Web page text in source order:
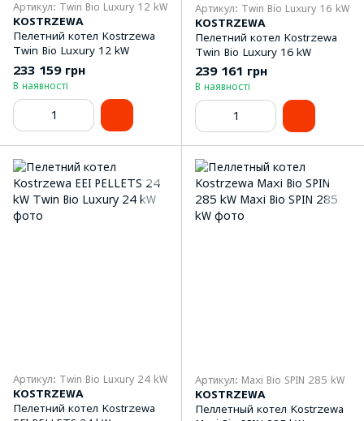
Артикул: Twin Bio Luxury 12 kW
KOSTRZEWA
Пелетний котел Kostrzewa
Twin Bio Luxury 12 kW
233 159 грн
В наявності
Артикул: Twin Bio Luxury 16 kW
KOSTRZEWA
Пелетний котел Kostrzewa
Twin Bio Luxury 16 kW
239 161 грн
В наявності
Артикул: Twin Bio Luxury 24 kW
KOSTRZEWA
Пелетний котел Kostrzewa
Артикул: Maxi Bio SPIN 285 kW
KOSTRZEWA
Пеллетный котел Kostrzewa